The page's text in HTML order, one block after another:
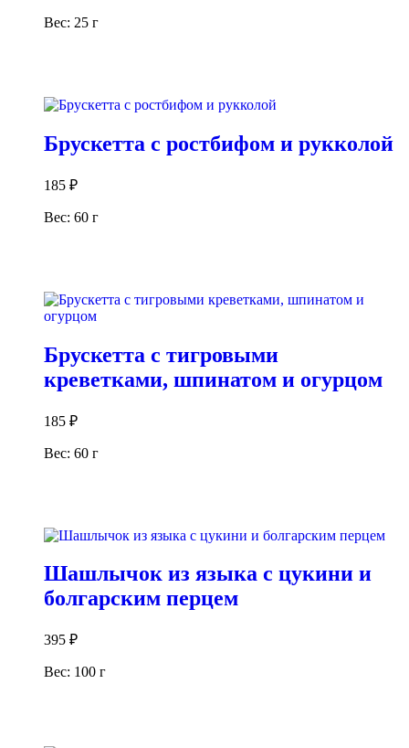
Вес: 25 г
Брускетта с ростбифом и рукколой
185 ₽
Вес: 60 г
Брускетта с тигровыми
креветками, шпинатом и огурцом
185 ₽
Вес: 60 г
Шашлычок из языка с цукини и
болгарским перцем
395 ₽
Вес: 100 г